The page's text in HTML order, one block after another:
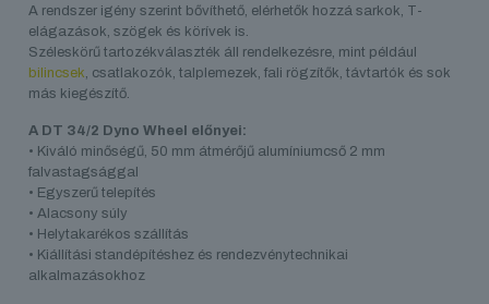
A rendszer igény szerint bővíthető, elérhetők hozzá sarkok, T-
elágazások, szögek és körívek is.
Széleskörű tartozékválaszték áll rendelkezésre, mint például
bilincsek, csatlakozók, talplemezek, fali rögzítők, távtartók és sok
más kiegészítő.
A DT 34/2 Dyno Wheel előnyei:
• Kiváló minőségű, 50 mm átmérőjű alumíniumcső 2 mm
falvastagsággal
• Egyszerű telepítés
• Alacsony súly
• Helytakarékos szállítás
• Kiállítási standépítéshez és rendezvénytechnikai
alkalmazásokhoz